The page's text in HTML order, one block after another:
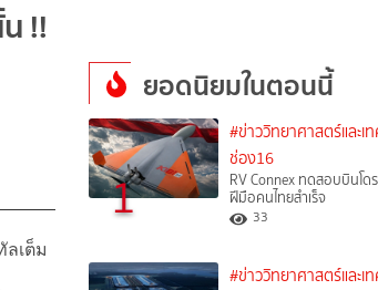
!!
ลเต็ม
ยอดนิยมในตอนนี้
1
#ข่าววิทยาศาสตร์และเท
ช่อง16
RV Connex ทดสอบบินโด
ฝีมือคนไทยสำเร็จ
33
#ข่าววิทยาศาสตร์และเท